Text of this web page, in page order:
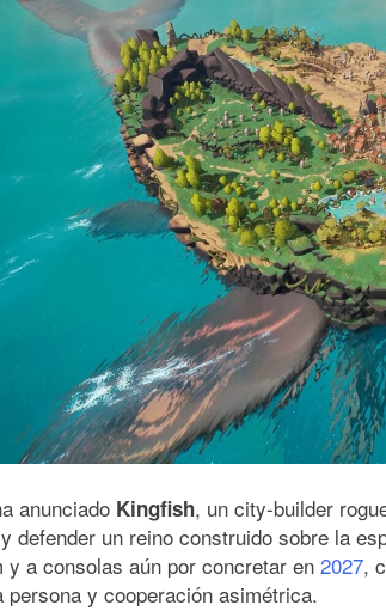
anunciado Kingfish, un city-builder
defender un reino construido sobre la
y a consolas aún por concretar en 2027,
persona y cooperación asimétrica.